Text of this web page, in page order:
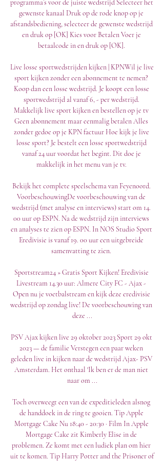
programma’s voor de juiste wedstrijd Selecteer het
gewenste kanaal Druk op de rode knop op je
afstandsbediening, selecteer de gewenste wedstrijd
en druk op [OK] Kies voor Betalen Voer je
betaalcode in en druk op [OK].
Live losse sportwedstrijden kijken | KPNWil je live
sport kijken zonder een abonnement te nemen?
Koop dan een losse wedstrijd. Je koopt een losse
sportwedstrijd al vanaf 6, - per wedstrijd.
Makkelijk live sport kijken en bestellen op je tv
Geen abonnement maar eenmalig betalen Alles
zonder gedoe op je KPN factuur Hoe kijk je live
losse sport? Je bestelt een losse sportwedstrijd
vanaf 24 uur voordat het begint. Dit doe je
makkelijk in het menu van je tv.
Bekijk het complete speelschema van Feyenoord.
VoorbeschouwingDe voorbeschouwing van de
wedstrijd (met analyse en interviews) start om 14.
00 uur op ESPN. Na de wedstrijd zijn interviews
en analyses te zien op ESPN. In NOS Studio Sport
Eredivisie is vanaf 19. 00 uur een uitgebreide
samenvatting te zien.
Sportstream24 » Gratis Sport Kijken! Eredivisie
Livestream 14.30 uur: Almere City FC - Ajax -
Open nu je voetbalstream en kijk deze eredivisie
wedstrijd op zondag live! De voorbeschouwing van
deze ...
PSV Ajax kijken live 29 oktober 2023 Sport 29 okt
2023 — de familie Verstegen een paar weken
geleden live in kijken naar de wedstrijd Ajax- PSV
Amsterdam. Het onthaal 'Ik ben er de man niet
naar om ...
Toch overweegt een van de expeditieleden alsnog
de handdoek in de ring te gooien. Tip Apple
Mortgage Cake Nu 18:40 - 20:30 · Film In Apple
Mortgage Cake zit Kimberly Elise in de
problemen. Ze komt met een ludiek plan om hier
uit te komen. Tip Harry Potter and the Prisoner of